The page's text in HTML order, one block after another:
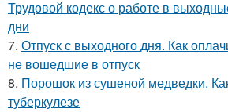
Трудовой кодекс о работе в
дни
7. Отпуск с выходного дня. Как
не вошедшие в отпуск
8. Порошок из сушеной медведки.
туберкулезе